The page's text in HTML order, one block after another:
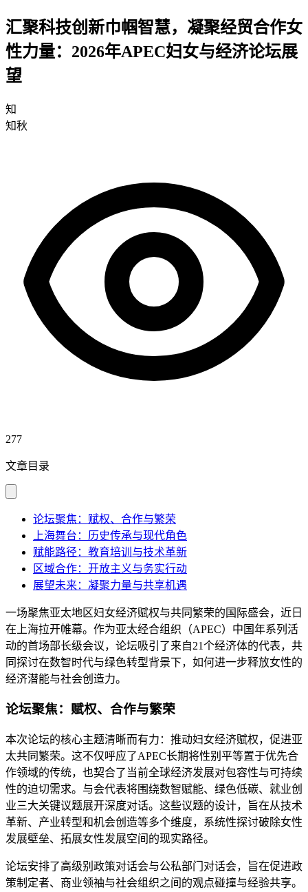
汇聚科技创新巾帼智慧，凝聚经贸合作女
性力量：2026年APEC妇女与经济论坛展
望
知
知秋
277
文章目录
论坛聚焦：赋权、合作与繁荣
上海舞台：历史传承与现代角色
赋能路径：教育培训与技术革新
区域合作：开放主义与务实行动
展望未来：凝聚力量与共享机遇
一场聚焦亚太地区妇女经济赋权与共同繁荣的国际盛会，近日
在上海拉开帷幕。作为亚太经合组织（APEC）中国年系列活
动的首场部长级会议，论坛吸引了来自21个经济体的代表，共
同探讨在数智时代与绿色转型背景下，如何进一步释放女性的
经济潜能与社会创造力。
论坛聚焦：赋权、合作与繁荣
本次论坛的核心主题清晰而有力：推动妇女经济赋权，促进亚
太共同繁荣。这不仅呼应了APEC长期将性别平等置于优先合
作领域的传统，也契合了当前全球经济发展对包容性与可持续
性的迫切需求。与会代表将围绕数智赋能、绿色低碳、就业创
业三大关键议题展开深度对话。这些议题的设计，旨在从技术
革新、产业转型和机会创造等多个维度，系统性探讨破除女性
发展壁垒、拓展女性发展空间的现实路径。
论坛安排了高级别政策对话会与公私部门对话会，旨在促进政
策制定者、商业领袖与社会组织之间的观点碰撞与经验共享。